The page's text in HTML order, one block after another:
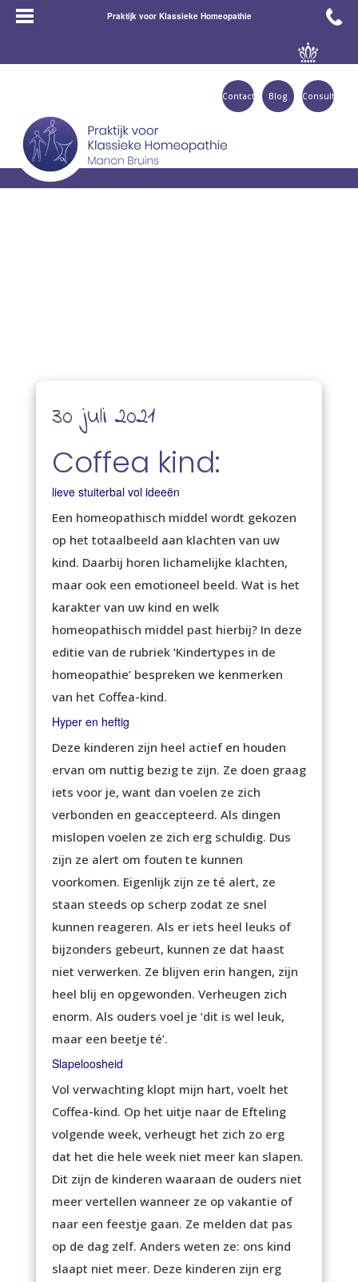
Praktijk voor Klassieke Homeopathie
Consult
Blog
Contact
30 juli 2021
Coffea kind:
lieve stuiterbal vol ideeën
Een homeopathisch middel wordt gekozen
op het totaalbeeld aan klachten van uw
kind. Daarbij horen lichamelijke klachten,
maar ook een emotioneel beeld. Wat is het
karakter van uw kind en welk
homeopathisch middel past hierbij? In deze
editie van de rubriek ‘Kindertypes in de
homeopathie’ bespreken we kenmerken
van het Coffea-kind.
Hyper en heftig
Deze kinderen zijn heel actief en houden
ervan om nuttig bezig te zijn. Ze doen graag
iets voor je, want dan voelen ze zich
verbonden en geaccepteerd. Als dingen
mislopen voelen ze zich erg schuldig. Dus
zijn ze alert om fouten te kunnen
voorkomen. Eigenlijk zijn ze té alert, ze
staan steeds op scherp zodat ze snel
kunnen reageren. Als er iets heel leuks of
bijzonders gebeurt, kunnen ze dat haast
niet verwerken. Ze blijven erin hangen, zijn
heel blij en opgewonden. Verheugen zich
enorm. Als ouders voel je ‘dit is wel leuk,
maar een beetje té’.
Slapeloosheid
Vol verwachting klopt mijn hart, voelt het
Coffea-kind. Op het uitje naar de Efteling
volgende week, verheugt het zich zo erg
dat het die hele week niet meer kan slapen.
Dit zijn de kinderen waaraan de ouders niet
meer vertellen wanneer ze op vakantie of
naar een feestje gaan. Ze melden dat pas
op de dag zelf. Anders weten ze: ons kind
slaapt niet meer. Deze kinderen zijn erg